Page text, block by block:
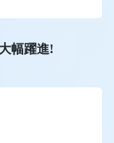
幅躍進!